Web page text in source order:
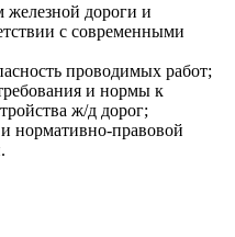
железной дороги и
с современными
проводимых работ;
и нормы к
ж/д дорог;
нормативно-правовой